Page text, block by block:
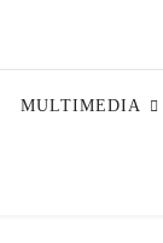
MULTIMEDIA